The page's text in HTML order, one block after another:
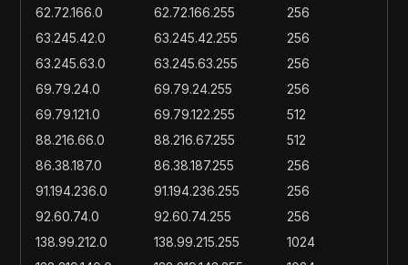
62.72.166.0
62.72.166.255
256
63.245.42.0
63.245.42.255
256
63.245.63.0
63.245.63.255
256
69.79.24.0
69.79.24.255
256
69.79.121.0
69.79.122.255
512
88.216.66.0
88.216.67.255
512
86.38.187.0
86.38.187.255
256
91.194.236.0
91.194.236.255
256
92.60.74.0
92.60.74.255
256
138.99.212.0
138.99.215.255
1024